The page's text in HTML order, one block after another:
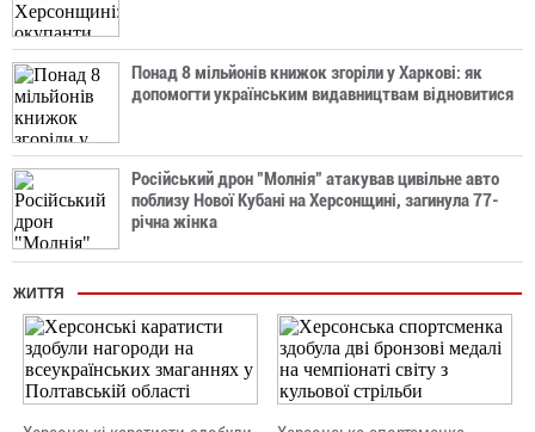
Понад 8 мільйонів книжок згоріли у Харкові: як
допомогти українським видавництвам відновитися
Російський дрон "Молнія" атакував цивільне авто
поблизу Нової Кубані на Херсонщині, загинула 77-
річна жінка
ЖИТТЯ